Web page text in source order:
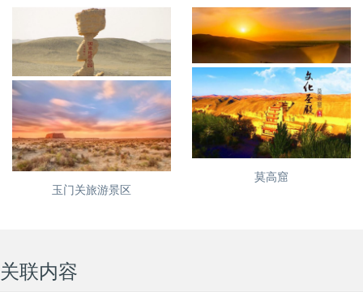
亚洲最大的雅丹地貌--敦煌雅
丹，没有魔鬼的魔鬼城
鸣沙山·月牙泉
莫高窟
玉门关旅游景区
关联内容